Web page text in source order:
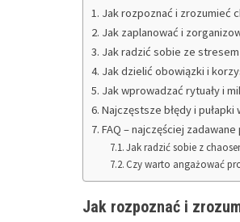
Jak rozpoznać i zrozumieć
Jak zaplanować i
Jak radzić sobie ze
Jak dzielić obowiązki i
Jak wprowadzać rytuały i
Najczęstsze błędy i
FAQ – najczęściej zadawane
Jak radzić sobie z
Czy warto angażować
Jak rozpoznać i